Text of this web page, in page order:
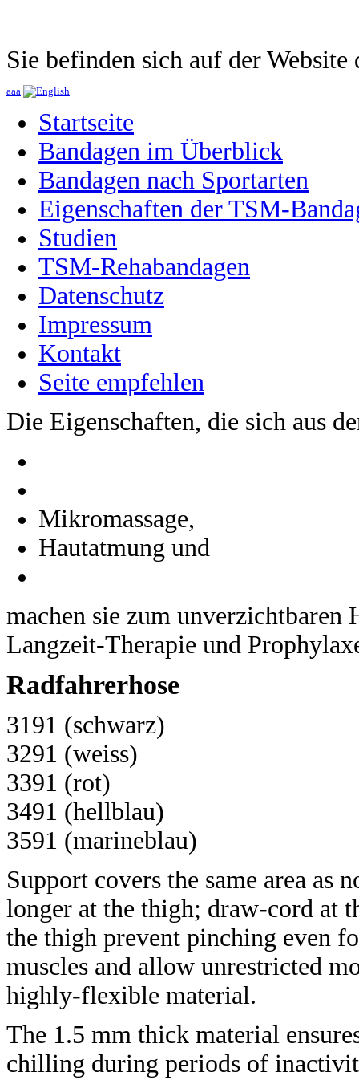
Sie befinden sich auf der
aaa
Startseite
Bandagen im Überblick
Bandagen nach Sportarten
Eigenschaften der TSM-
Studien
TSM-Rehabandagen
Datenschutz
Impressum
Kontakt
Seite empfehlen
Die Eigenschaften, die sich aus
Mikromassage,
Hautatmung und
machen sie zum
Langzeit-Therapie und
Radfahrerhose
3191 (schwarz)
3291 (weiss)
3391 (rot)
3491 (hellblau)
3591 (marineblau)
Support covers the same area as
longer at the thigh; draw-cord at
the thigh prevent pinching even
muscles and allow unrestricted
highly-flexible material.
The 1.5 mm thick material
chilling during periods of